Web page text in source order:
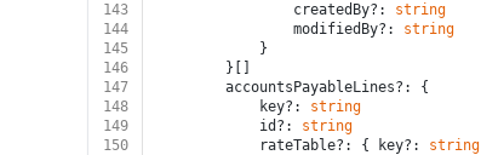
143
				createdBy?:
string
144
				modifiedBy?:
string
145
			}
146
		}[]
147
		accountsPayableLines?: {
148
			key?:
string
149
			id?:
string
150
			rateTable?: { key?:
string